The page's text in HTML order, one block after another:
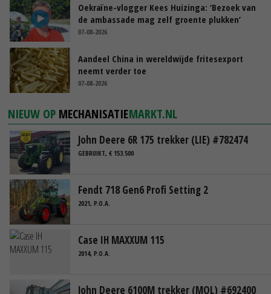
Oekraïne-vlogger Kees Huizinga: ‘Bezoek van
de ambassade mag zelf groente plukken’
07-08-2026
Aandeel China in wereldwijde fritesexport
neemt verder toe
07-08-2026
NIEUW OP MECHANISATIEMARKT.NL
John Deere 6R 175 trekker (LIE) #782474
GEBRUIKT, € 153.500
Fendt 718 Gen6 Profi Setting 2
2021, P.O.A.
Case IH MAXXUM 115
2014, P.O.A.
John Deere 6100M trekker (MOL) #692400